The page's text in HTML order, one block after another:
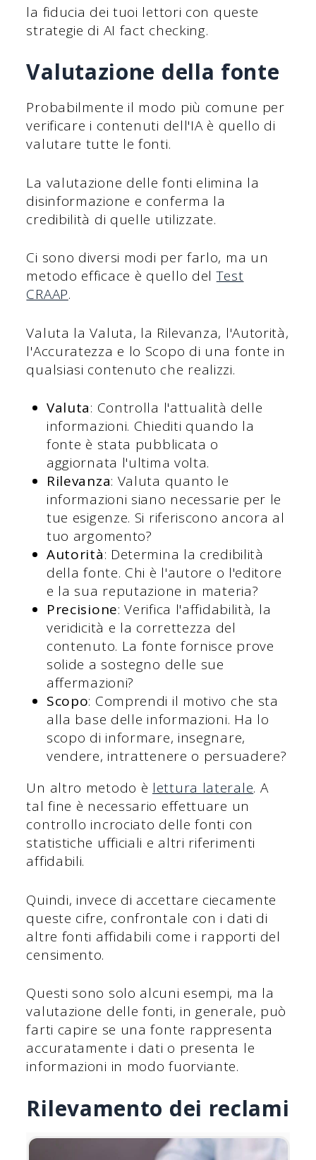
la fiducia dei tuoi lettori con queste
strategie di AI fact checking.
Valutazione della fonte
Probabilmente il modo più comune per
verificare i contenuti dell'IA è quello di
valutare tutte le fonti.
La valutazione delle fonti elimina la
disinformazione e conferma la
credibilità di quelle utilizzate.
Ci sono diversi modi per farlo, ma un
metodo efficace è quello delTest
CRAAP.
Valuta la Valuta, la Rilevanza, l'Autorità,
l'Accuratezza e lo Scopo di una fonte in
qualsiasi contenuto che realizzi.
Valuta: Controlla l'attualità delle
informazioni. Chiediti quando la
fonte è stata pubblicata o
aggiornata l'ultima volta.
Rilevanza: Valuta quanto le
informazioni siano necessarie per le
tue esigenze. Si riferiscono ancora al
tuo argomento?
Autorità: Determina la credibilità
della fonte. Chi è l'autore o l'editore
e la sua reputazione in materia?
Precisione: Verifica l'affidabilità, la
veridicità e la correttezza del
contenuto. La fonte fornisce prove
solide a sostegno delle sue
affermazioni?
Scopo: Comprendi il motivo che sta
alla base delle informazioni. Ha lo
scopo di informare, insegnare,
vendere, intrattenere o persuadere?
Un altro metodo è lettura laterale. A
tal fine è necessario effettuare un
controllo incrociato delle fonti con
statistiche ufficiali e altri riferimenti
affidabili.
Quindi, invece di accettare ciecamente
queste cifre, confrontale con i dati di
altre fonti affidabili come i rapporti del
censimento.
Questi sono solo alcuni esempi, ma la
valutazione delle fonti, in generale, può
farti capire se una fonte rappresenta
accuratamente i dati o presenta le
informazioni in modo fuorviante.
Rilevamento dei reclami